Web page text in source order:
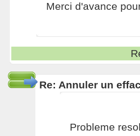
Merci d'avance
Re: Annuler un
Probleme